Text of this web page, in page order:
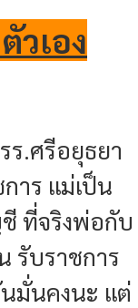
วเอง
ร.ศรีอยุธยา
าร แม่เป็น
ที่จริงพ่อกับ
รับราชการ
มั่นคงนะ แต่